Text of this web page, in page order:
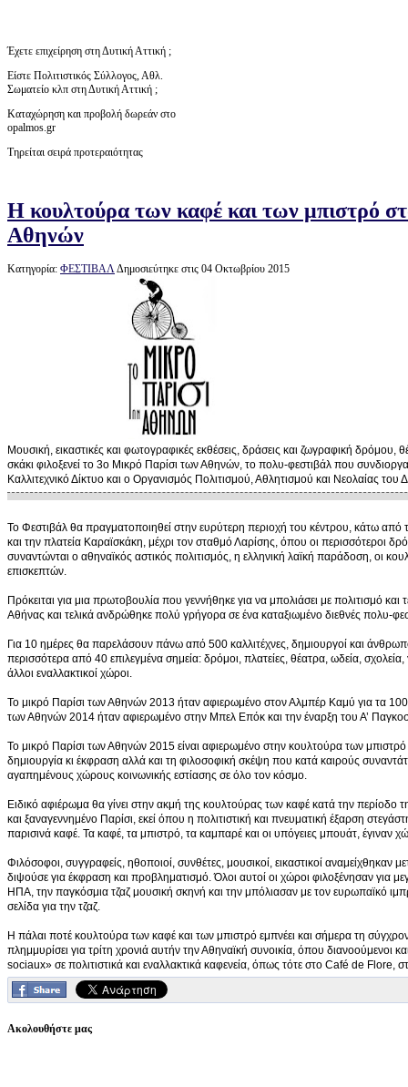
Έχετε επιχείρηση στη Δυτική Αττική ;
Είστε Πολιτιστικός Σύλλογος, Αθλ.
Σωματείο κλπ στη Δυτική Αττική ;
Καταχώρηση και προβολή δωρεάν στο
opalmos.gr
Τηρείται σειρά προτεραιότητας
Η κουλτούρα των καφέ και των μπιστρό
Αθηνών
Κατηγορία: ΦΕΣΤΙΒΑΛΔημοσιεύτηκε στις 04 Οκτωβρίου 2015
Μουσική, εικαστικές και φωτογραφικές εκθέσεις, δράσεις και ζωγραφική δρόμου,
σκάκι φιλοξενεί το 3ο Μικρό Παρίσι των Αθηνών, το πολυ-φεστιβάλ που
Καλλιτεχνικό Δίκτυο και ο Οργανισμός Πολιτισμού, Αθλητισμού και Νεολαίας
Το Φεστιβάλ θα πραγματοποιηθεί στην ευρύτερη περιοχή του κέντρου, κάτω
και την πλατεία Καραϊσκάκη, μέχρι τον σταθμό Λαρίσης, όπου οι περισσότεροι
συναντώνται ο αθηναϊκός αστικός πολιτισμός, η ελληνική λαϊκή παράδοση, οι
επισκεπτών.
Πρόκειται για μια πρωτοβουλία που γεννήθηκε για να μπολιάσει με πολιτισμό και
Αθήνας και τελικά ανδρώθηκε πολύ γρήγορα σε ένα καταξιωμένο διεθνές πολυ-
Για 10 ημέρες θα παρελάσουν πάνω από 500 καλλιτέχνες, δημιουργοί και
περισσότερα από 40 επιλεγμένα σημεία: δρόμοι, πλατείες, θέατρα, ωδεία,
άλλοι εναλλακτικοί χώροι.
To μικρό Παρίσι των Αθηνών 2013 ήταν αφιερωμένο στον Αλμπέρ Καμύ για τα
των Αθηνών 2014 ήταν αφιερωμένο στην Μπελ Επόκ και την έναρξη του Α’
Το μικρό Παρίσι των Αθηνών 2015 είναι αφιερωμένο στην κουλτούρα των μπιστρό
δημιουργία κι έκφραση αλλά και τη φιλοσοφική σκέψη που κατά καιρούς
αγαπημένους χώρους κοινωνικής εστίασης σε όλο τον κόσμο.
Ειδικό αφιέρωμα θα γίνει στην ακμή της κουλτούρας των καφέ κατά την
και ξαναγεννημένο Παρίσι, εκεί όπου η πολιτιστική και πνευματική έξαρση
παρισινά καφέ. Τα καφέ, τα μπιστρό, τα καμπαρέ και οι υπόγειες μπουάτ, έγιναν
Φιλόσοφοι, συγγραφείς, ηθοποιοί, συνθέτες, μουσικοί, εικαστικοί αναμείχθηκαν
διψούσε για έκφραση και προβληματισμό. Όλοι αυτοί οι χώροι φιλοξένησαν για
ΗΠΑ, την παγκόσμια τζαζ μουσική σκηνή και την μπόλιασαν με τον ευρωπαϊκό
σελίδα για την τζαζ.
Η πάλαι ποτέ κουλτούρα των καφέ και των μπιστρό εμπνέει και σήμερα τη
πλημμυρίσει για τρίτη χρονιά αυτήν την Αθηναϊκή συνοικία, όπου διανοούμενοι
sociaux» σε πολιτιστικά και εναλλακτικά καφενεία, όπως τότε στο Café de
Ακολουθήστε μας